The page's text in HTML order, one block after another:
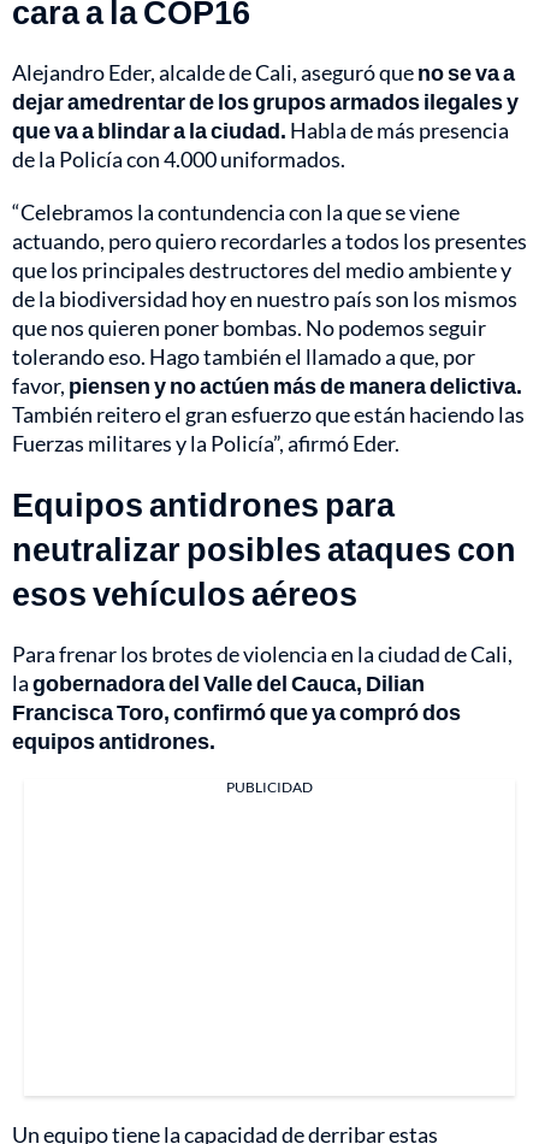
cara a la COP16
Alejandro Eder, alcalde de Cali, aseguró queno se va a
dejar amedrentar de los grupos armados ilegales y
que va a blindar a la ciudad. Habla de más presencia
de la Policía con 4.000 uniformados.
“Celebramos la contundencia con la que se viene
actuando, pero quiero recordarles a todos los presentes
que los principales destructores del medio ambiente y
de la biodiversidad hoy en nuestro país son los mismos
que nos quieren poner bombas. No podemos seguir
tolerando eso. Hago también el llamado a que, por
favor, piensen y no actúen más de manera delictiva.
También reitero el gran esfuerzo que están haciendo las
Fuerzas militares y la Policía”, afirmó Eder.
Equipos antidrones para
neutralizar posibles ataques con
esos vehículos aéreos
Para frenar los brotes de violencia en la ciudad de Cali,
lagobernadora del Valle del Cauca, Dilian
Francisca Toro, confirmó que ya compró dos
equipos antidrones.
PUBLICIDAD
Un equipo tiene la capacidad de derribar estas